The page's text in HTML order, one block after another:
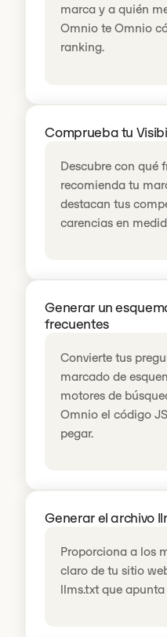
marca y a quién
Omnio te Omnio
ranking.
Comprueba tu
Descubre con qué
recomienda tu
destacan tus
carencias en
Generar un
frecuentes
Convierte tus
marcado de
motores de
Omnio el código
pegar.
Generar el archivo
Proporciona a los
claro de tu sitio
llms.txt que